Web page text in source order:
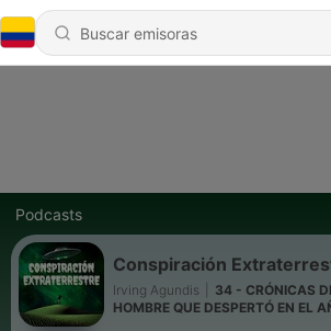
Podcasts
Conspiración
Irving Agundis
34 - CRÓNICAS
HOMBRE QUE DESPERTÓ EN EL